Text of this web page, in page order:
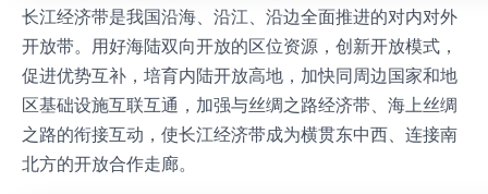
长江经济带是我国沿海、沿江、沿边全面推进的对内对外
开放带。用好海陆双向开放的区位资源，创新开放模式，
促进优势互补，培育内陆开放高地，加快同周边国家和地
区基础设施互联互通，加强与丝绸之路经济带、海上丝绸
之路的衔接互动，使长江经济带成为横贯东中西、连接南
北方的开放合作走廊。